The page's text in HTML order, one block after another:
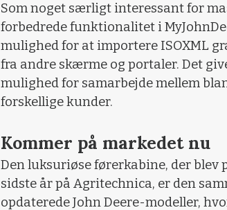
Som noget særligt interessant for
forbedrede funktionalitet i
mulighed for at importere ISOXML
fra andre skærme og portaler. Det
mulighed for samarbejde mellem
forskellige kunder.
Kommer på markedet nu
Den luksuriøse førerkabine, der
sidste år på Agritechnica, er den
opdaterede John Deere-modeller,